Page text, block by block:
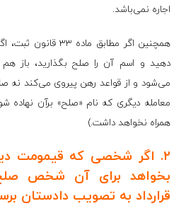
اجاره نمی‌باشد.
همچنین اگر مطابق
دهید و اسم آن را صلح بگذارید، باز
می‌شود و از قواعد رهن پیروی می‌کند نه
معامله دیگری که نام «صلح» برآن نهاده
همراه نخواهد داشت.)
۲. اگر شخصی که قیمومت
بخواهد برای آن شخص
قرارداد به تصویب دادستان